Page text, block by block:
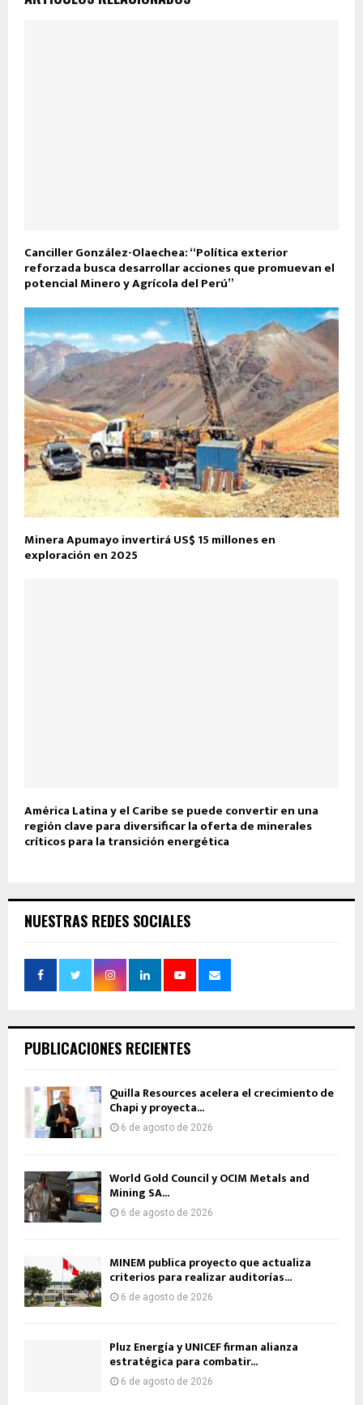
Canciller González-Olaechea: “Política exterior
reforzada busca desarrollar acciones que promuevan el
potencial Minero y Agrícola del Perú”
Minera Apumayo invertirá US$ 15 millones en
exploración en 2025
América Latina y el Caribe se puede convertir en una
región clave para diversificar la oferta de minerales
críticos para la transición energética
NUESTRAS REDES SOCIALES
PUBLICACIONES RECIENTES
Quilla Resources acelera el crecimiento de
Chapi y proyecta...
6 de agosto de 2026
World Gold Council y OCIM Metals and
Mining SA...
6 de agosto de 2026
MINEM publica proyecto que actualiza
criterios para realizar auditorías...
6 de agosto de 2026
Pluz Energía y UNICEF firman alianza
estratégica para combatir...
6 de agosto de 2026